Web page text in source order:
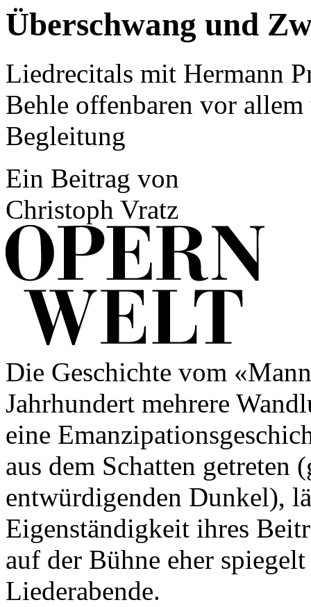
Überschwang und
Liedrecitals mit Hermann
Behle offenbaren vor
Begleitung
Ein Beitrag von
Christoph Vratz
Die Geschichte vom
Jahrhundert mehrere
eine
aus dem Schatten getreten
entwürdigenden Dunkel),
Eigenständigkeit ihres
auf der Bühne eher
Liederabende.